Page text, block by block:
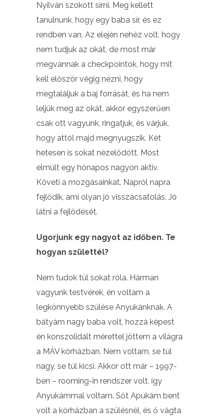
Nyilván szokott sírni. Meg kellett
tanulnunk, hogy egy baba sír, és ez
rendben van. Az elején nehéz volt, hogy
nem tudjuk az okát, de most már
megvannak a checkpointok, hogy mit
kell először végig nézni, hogy
megtaláljuk a baj forrását, és ha nem
leljük meg az okát, akkor egyszerűen
csak ott vagyunk, ringatjuk, és várjuk,
hogy attól majd megnyugszik. Két
hetesen is sokat nézelődött. Most
elmúlt egy hónapos nagyon aktív.
Követi a mozgásainkat. Napról napra
fejlődik, ami olyan jó visszacsatolás. Jó
látni a fejlődését.
Ugorjunk egy nagyot az időben. Te
hogyan születtél?
Nem tudok túl sokat róla. Hárman
vagyunk testvérek, én voltam a
legkönnyebb szülése Anyukánknak. A
bátyám nagy baba volt, hozzá képest
én konszolidált mérettel jöttem a világra
a MÁV kórházban. Nem voltam, se túl
nagy, se túl kicsi. Akkor ott már – 1997-
ben – rooming-in rendszer volt, így
Anyukámmal voltam. Sőt Apukám bent
volt a kórházban a szülésnél, és ő vágta